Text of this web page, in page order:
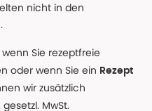
nicht in den
wenn Sie rezeptfreie
oder wenn Sie ein Rezept
wir zusätzlich
MwSt.